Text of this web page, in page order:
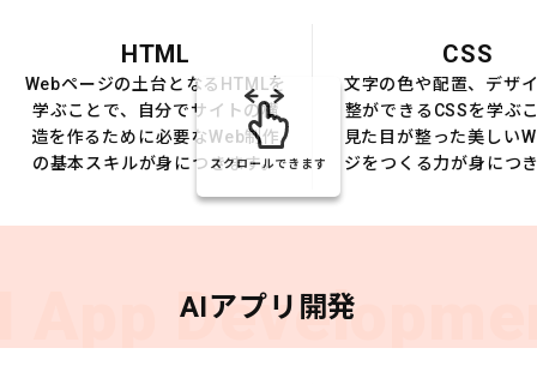
HTML
Webページの土台となるHTMLを
学ぶことで、自分でサイトの構
造を作るために必要なWeb制作
の基本スキルが身につきます。
CSS
文字の色や配置、デザ
整ができるCSSを学ぶ
見た目が整った美しい
ジをつくる力が身につ
スクロールできます
App AIアプリ開発